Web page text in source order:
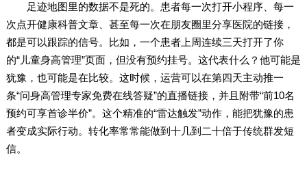
足迹地图里的数据不是死的。患者每一次打开小程序、每一
次点开健康科普文章、甚至每一次在朋友圈里分享医院的链接，
都是可以跟踪的信号。比如，一个患者上周连续三天打开了你
的“儿童身高管理”页面，但没有预约挂号。这代表什么？他可能是
犹豫，也可能是在比较。这时候，运营可以在第四天主动推一
条“问身高管理专家免费在线答疑”的直播链接，并且附带“前10名
预约可享首诊半价”。这个精准的“雷达触发”动作，能把犹豫的患
者变成实际行动。转化率常常能做到十几到二十倍于传统群发短
信。